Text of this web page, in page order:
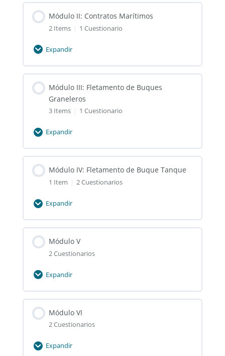
Naviero
Módulo II: Contratos Marítimos
2 Items | 1 Cuestionario
Expandir
Módulo
II:
Marítimos
Módulo III: Fletamento de Buques
Graneleros
3 Items | 1 Cuestionario
Expandir
Módulo
III:
de
Buques
Módulo IV: Fletamento de Buque Tanque
1 Item | 2 Cuestionarios
Expandir
Módulo
IV:
de
Buque
Módulo V
2 Cuestionarios
Expandir
Módulo
V
Módulo VI
2 Cuestionarios
Expandir
Módulo